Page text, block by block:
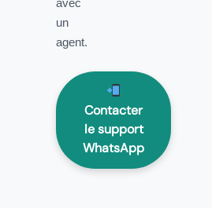
un
agent.
Contacter
le support
WhatsApp